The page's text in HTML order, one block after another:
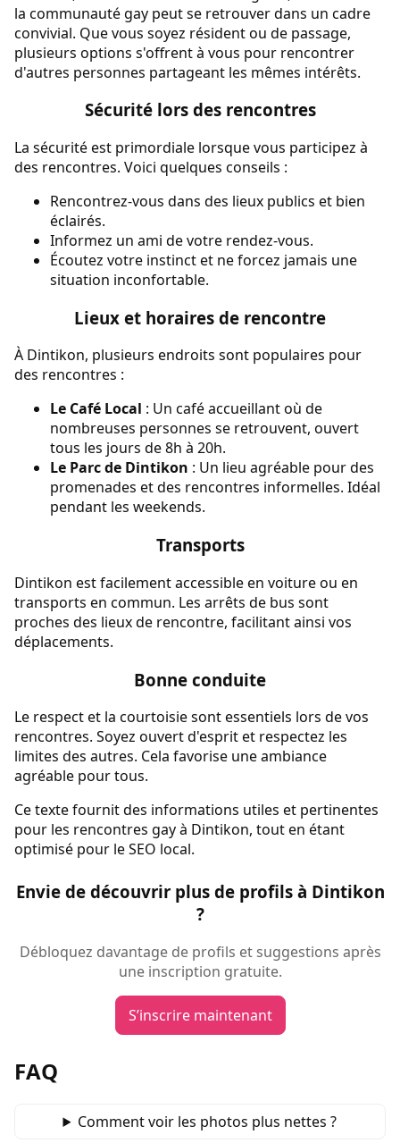
la communauté gay peut se retrouver dans un cadre
convivial. Que vous soyez résident ou de passage,
plusieurs options s'offrent à vous pour rencontrer
d'autres personnes partageant les mêmes intérêts.
Sécurité lors des rencontres
La sécurité est primordiale lorsque vous participez à
des rencontres. Voici quelques conseils :
Rencontrez-vous dans des lieux publics et bien
éclairés.
Informez un ami de votre rendez-vous.
Écoutez votre instinct et ne forcez jamais une
situation inconfortable.
Lieux et horaires de rencontre
À Dintikon, plusieurs endroits sont populaires pour
des rencontres :
Le Café Local : Un café accueillant où de
nombreuses personnes se retrouvent, ouvert
tous les jours de 8h à 20h.
Le Parc de Dintikon : Un lieu agréable pour des
promenades et des rencontres informelles. Idéal
pendant les weekends.
Transports
Dintikon est facilement accessible en voiture ou en
transports en commun. Les arrêts de bus sont
proches des lieux de rencontre, facilitant ainsi vos
déplacements.
Bonne conduite
Le respect et la courtoisie sont essentiels lors de vos
rencontres. Soyez ouvert d'esprit et respectez les
limites des autres. Cela favorise une ambiance
agréable pour tous.
Ce texte fournit des informations utiles et pertinentes
pour les rencontres gay à Dintikon, tout en étant
optimisé pour le SEO local.
Envie de découvrir plus de profils à Dintikon
?
Débloquez davantage de profils et suggestions après
une inscription gratuite.
S’inscrire maintenant
FAQ
Comment voir les photos plus nettes ?